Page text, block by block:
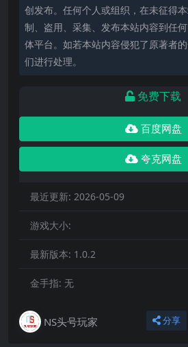
创发布。任何个人或组织，在未征得
制、盗用、采集、发布本站内容到任
体平台。如若本站内容侵犯了原著者
们进行处理。
免费下载
百度网盘
夸克网盘
最近更新: 2026-05-09
游戏大小:
最新版本: 1.0.2
金手指: 无
NS头号玩家 分享